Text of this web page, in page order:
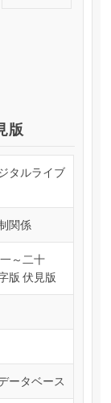
版
タルライブ
関係
～二十
版 伏見版
ータベース